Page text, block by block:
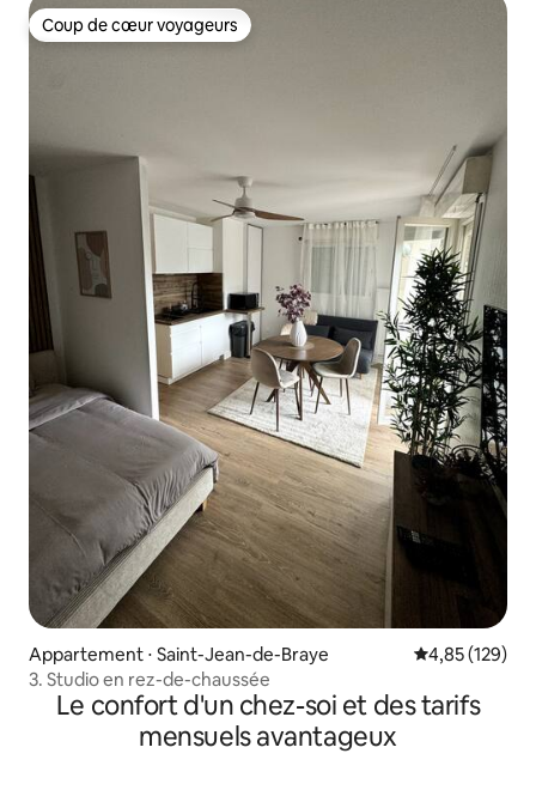
Coup de cœur voyageurs
Coup de cœur voyageurs
Appartement ⋅ Saint-Jean-de-Braye Évaluation
4,85 (129)
3. Studio en rez-de-chaussée
Le confort d'un chez-soi et des tarifs
mensuels avantageux